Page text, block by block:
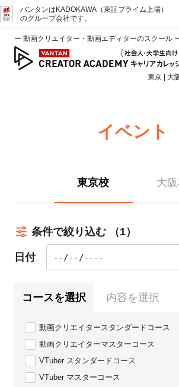
バンタンはKADOKAWA（東証プライム上場）
のグループ会社です。
ー 動画クリエイター・動画エディターのスクール
東京 | 大
イベント
東京校 大
条件で絞り込む （1）
日付
コースを選択 内容を選択
動画クリエイタースタンダードコース
動画クリエイターマスターコース
VTuber スタンダードコース
VTuber マスターコース